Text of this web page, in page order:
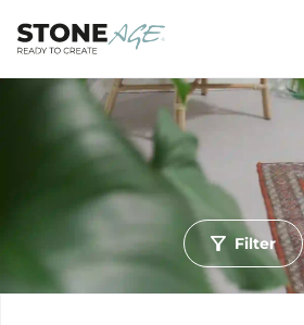
Filter
Ruimte
Wohn- und Lebensräume